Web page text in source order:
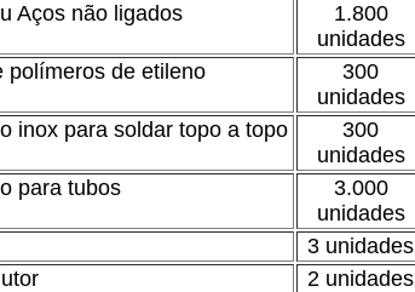
Aços não ligados
1.800
unidades
polímeros de etileno
300
unidades
inox para soldar topo a topo
300
unidades
para tubos
3.000
unidades
3 unidades
2 unidades